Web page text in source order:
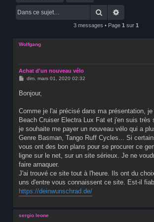
Rechercher
3 messages • Page 1 sur 1
Wolfgang
Achat d'un nouveau vélo
M
s
e
dim. mars 01, 2020 02:32
Bonjour,
Comme je l'ai précisé dans ma présentation,
Beach Cruiser Electra Lux Fat et j'en suis très
je souhaite me payer un nouveau vélo qui a
Genre Basman, Tango Ruff Cycles... Si
vous ont des bon plans pour se procurer ce
ligne sur le net, sur un site sérieux. Je ne
faire arnaquer.
J'ai trouvé ce site tout à l'heure. Ils ont du
uns d'entre vous connaissent ce site. Est-il
https://deinwunschrad.de/
sergio leone